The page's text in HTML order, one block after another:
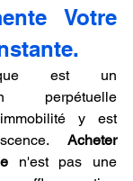
Votre
est un
perpétuelle
y est
Acheter
n'est pas une